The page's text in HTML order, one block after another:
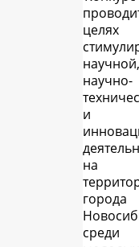
целях
научной,
научно-
и
на
города
среди